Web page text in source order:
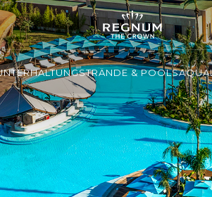
STRÄNDE & POOLS